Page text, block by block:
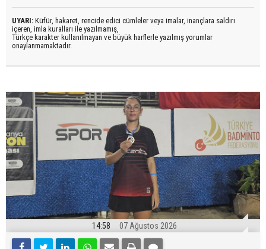
UYARI: Küfür, hakaret, rencide edici cümleler veya imalar, inançlara saldırı
içeren, imla kuralları ile yazılmamış,
Türkçe karakter kullanılmayan ve büyük harflerle yazılmış yorumlar
onaylanmamaktadır.
14:58 07 Ağustos 2026